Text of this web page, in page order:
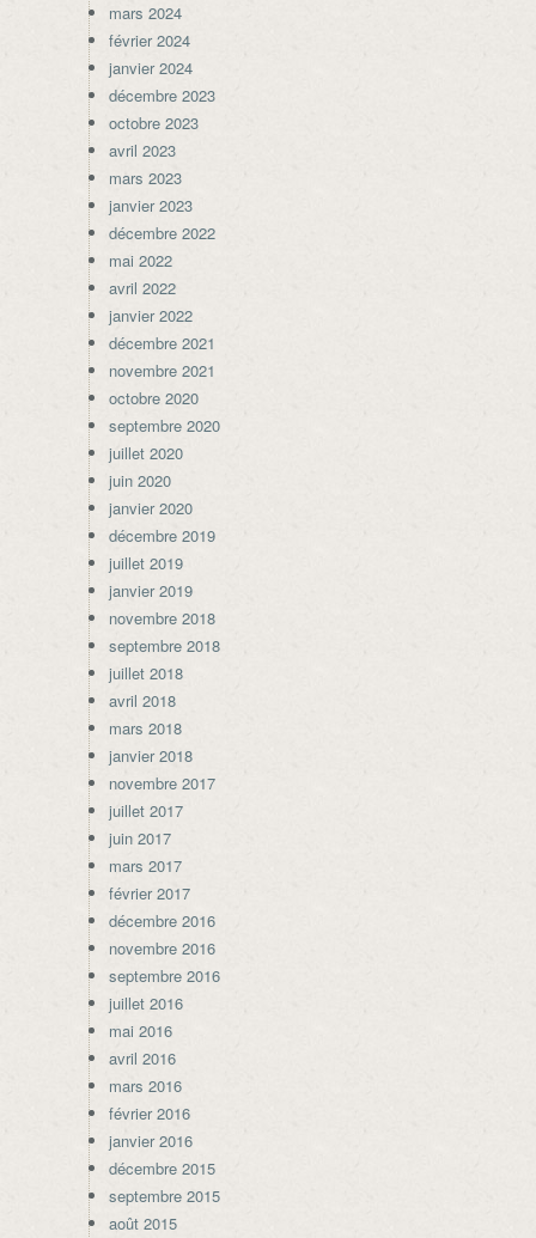
mars 2024
février 2024
janvier 2024
décembre 2023
octobre 2023
avril 2023
mars 2023
janvier 2023
décembre 2022
mai 2022
avril 2022
janvier 2022
décembre 2021
novembre 2021
octobre 2020
septembre 2020
juillet 2020
juin 2020
janvier 2020
décembre 2019
juillet 2019
janvier 2019
novembre 2018
septembre 2018
juillet 2018
avril 2018
mars 2018
janvier 2018
novembre 2017
juillet 2017
juin 2017
mars 2017
février 2017
décembre 2016
novembre 2016
septembre 2016
juillet 2016
mai 2016
avril 2016
mars 2016
février 2016
janvier 2016
décembre 2015
septembre 2015
août 2015